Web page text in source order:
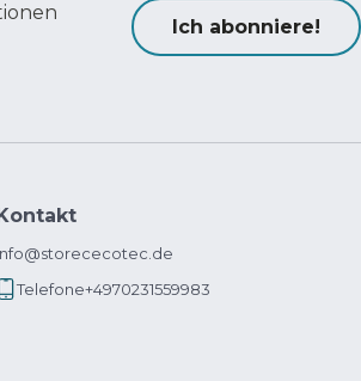
Ich abonniere!
Telefone+4970231559983